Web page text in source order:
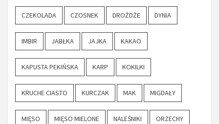
CZEKOLADA CZOSNEK DROŻDŻE DYNIA
IMBIR JABŁKA JAJKA KAKAO
KAPUSTA PEKIŃSKA KARP KOKILKI
KRUCHE CIASTO KURCZAK MAK MIGDAŁY
MIĘSO MIĘSO MIELONE NALEŚNIKI ORZECHY